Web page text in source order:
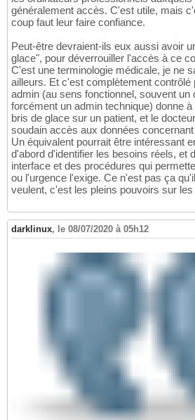
généralement accès. C'est utile, mais
coup faut leur faire confiance.
Peut-être devraient-ils eux aussi avoir
glace", pour déverrouiller l'accès à ce
C'est une terminologie médicale, je ne
ailleurs. Et c'est complètement contrôlé
admin (au sens fonctionnel, souvent un
forcément un admin technique) donne
bris de glace sur un patient, et le
soudain accès aux données
Un équivalent pourrait être intéressant
d'abord d'identifier les besoins réels, et
interface et des procédures qui
ou l'urgence l'exige. Ce n'est pas ça
veulent, c'est les pleins pouvoirs sur les
darklinux, le 08/07/2020 à 05h12